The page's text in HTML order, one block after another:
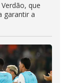
que
garantir a